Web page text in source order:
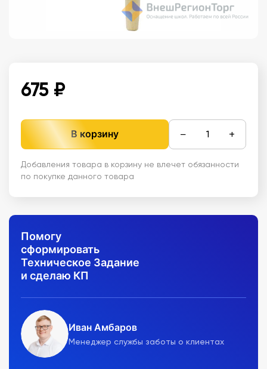
675 ₽
В корзину − +
Добавления товара в корзину не влечет обязанности
по покупке данного товара
Помогу
сформировать
Техническое Задание
и сделаю КП
Иван Амбаров
Менеджер службы заботы о клиентах